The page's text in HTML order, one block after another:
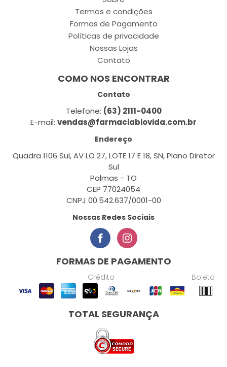
Termos e condições
Formas de Pagamento
Políticas de privacidade
Nossas Lojas
Contato
COMO NOS ENCONTRAR
Contato
Telefone: (63) 2111-0400
E-mail: vendas@farmaciabiovida.com.br
Endereço
Quadra 1106 Sul, AV LO 27, LOTE 17 E 18, SN, Plano Diretor
Sul
Palmas - TO
CEP 77024054
CNPJ 00.542.637/0001-00
Nossas Redes Sociais
FORMAS DE PAGAMENTO
Crédito Boleto
TOTAL SEGURANÇA